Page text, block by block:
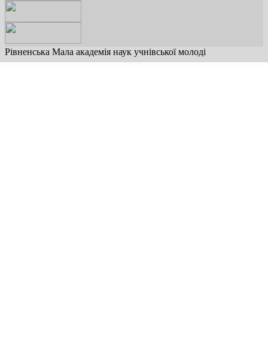
Рівненська Мала академія наук учнівської молоді